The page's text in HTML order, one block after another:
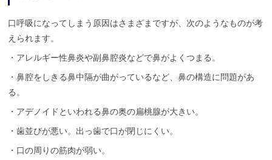
口呼吸になってしまう原因はさまざまですが、次のようなものが考
えられます。
・アレルギー性鼻炎や副鼻腔炎などで鼻がよくつまる。
・鼻腔をしきる鼻中隔が曲がっているなど、鼻の構造に問題があ
る。
・アデノイドといわれる鼻の奥の扁桃腺が大きい。
・歯並びが悪い。出っ歯で口が閉じにくい。
・口の周りの筋肉が弱い。